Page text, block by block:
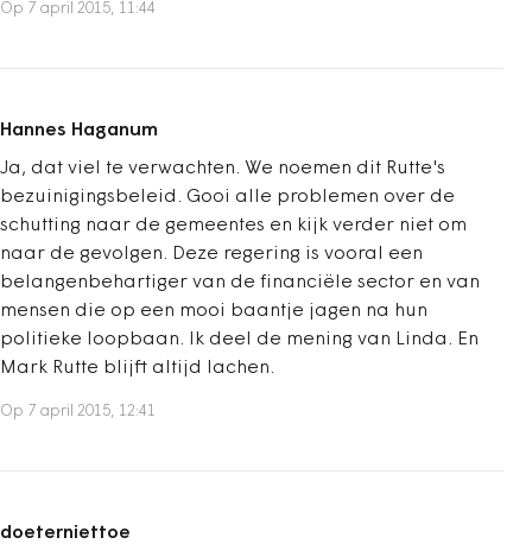
Op 7 april 2015, 11:44
Hannes Haganum
Ja, dat viel te verwachten. We noemen dit Rutte's
bezuinigingsbeleid. Gooi alle problemen over de
schutting naar de gemeentes en kijk verder niet om
naar de gevolgen. Deze regering is vooral een
belangenbehartiger van de financiële sector en van
mensen die op een mooi baantje jagen na hun
politieke loopbaan. Ik deel de mening van Linda. En
Mark Rutte blijft altijd lachen.
Op 7 april 2015, 12:41
doeterniettoe